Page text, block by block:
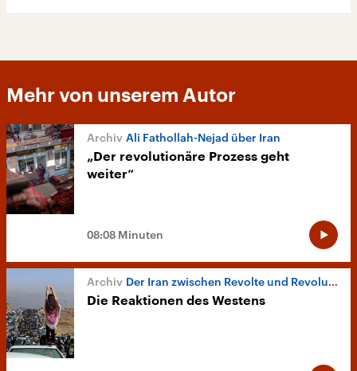
Mehr von unserem Autor
Ali Fathollah-Nejad über Iran
„Der revolutionäre Prozess geht
weiter“
08:08 Minuten
Der Iran zwischen Revolte und Revolution
Die Reaktionen des Westens